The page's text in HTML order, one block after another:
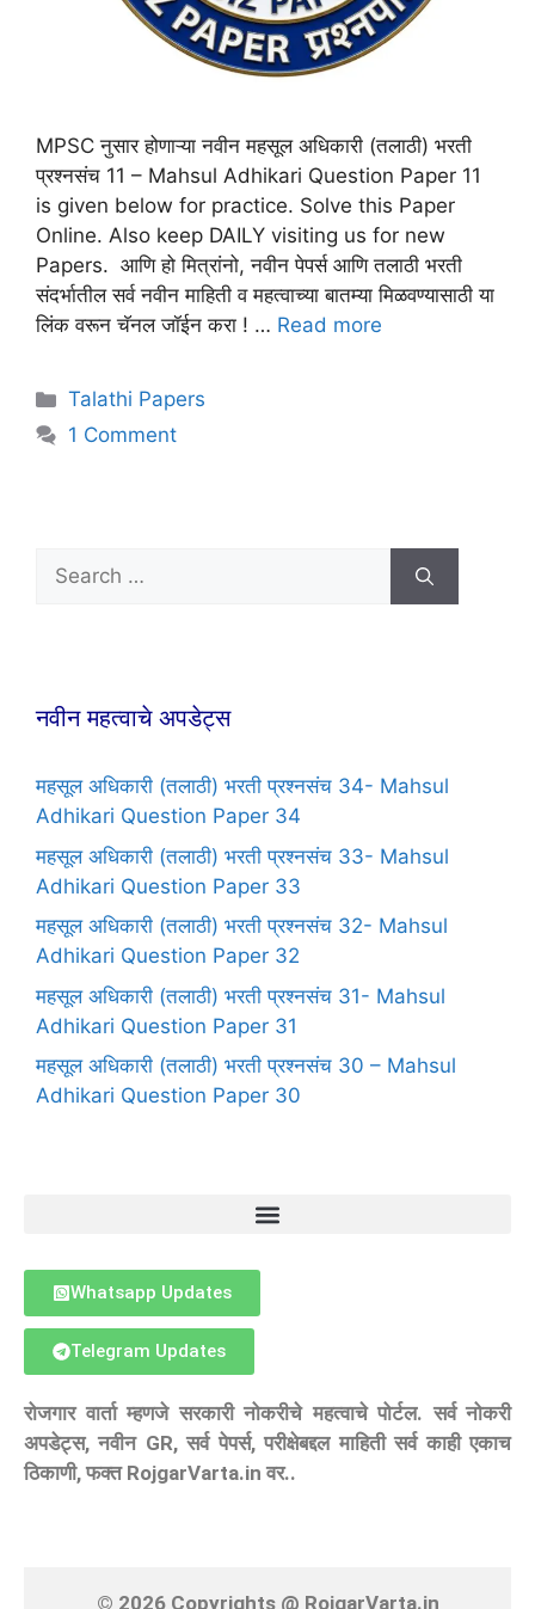
MPSC नुसार होणाऱ्या नवीन महसूल अधिकारी (तलाठी) भरती
प्रश्नसंच 11 – Mahsul Adhikari Question Paper 11
is given below for practice. Solve this Paper
Online. Also keep DAILY visiting us for new
Papers. आणि हो मित्रांनो, नवीन पेपर्स आणि तलाठी भरती
संदर्भातील सर्व नवीन माहिती व महत्वाच्या बातम्या मिळवण्यासाठी या
लिंक वरून चॅनल जॉईन करा ! … Read more
Talathi Papers
1 Comment
नवीन महत्वाचे अपडेट्स
महसूल अधिकारी (तलाठी) भरती प्रश्नसंच 34- Mahsul
Adhikari Question Paper 34
महसूल अधिकारी (तलाठी) भरती प्रश्नसंच 33- Mahsul
Adhikari Question Paper 33
महसूल अधिकारी (तलाठी) भरती प्रश्नसंच 32- Mahsul
Adhikari Question Paper 32
महसूल अधिकारी (तलाठी) भरती प्रश्नसंच 31- Mahsul
Adhikari Question Paper 31
महसूल अधिकारी (तलाठी) भरती प्रश्नसंच 30 – Mahsul
Adhikari Question Paper 30
Whatsapp Updates
Telegram Updates
रोजगार वार्ता म्हणजे सरकारी नोकरीचे महत्वाचे पोर्टल. सर्व नोकरी
अपडेट्स, नवीन GR, सर्व पेपर्स, परीक्षेबद्दल माहिती सर्व काही एकाच
ठिकाणी, फक्त RojgarVarta.in वर..
© 2026 Copyrights @ RojgarVarta.in